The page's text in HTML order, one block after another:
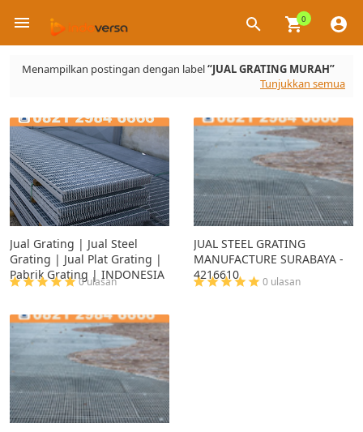
0
×
Menampilkan postingan dengan label JUAL GRATING MURAH
Tunjukkan semua
Jual Grating | Jual Steel
Grating | Jual Plat Grating |
Pabrik Grating | INDONESIA
0 ulasan
JUAL STEEL GRATING
MANUFACTURE SURABAYA -
4216610
0 ulasan